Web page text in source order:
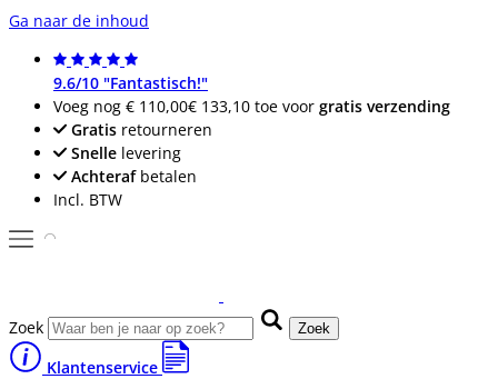
Ga naar de inhoud
9.6/10 "Fantastisch!"
Voeg nog € 110,00€ 133,10 toe voor gratis verzending
Gratis retourneren
Snelle levering
Achterafbetalen
Incl. BTW
Zoek Zoek
Klantenservice